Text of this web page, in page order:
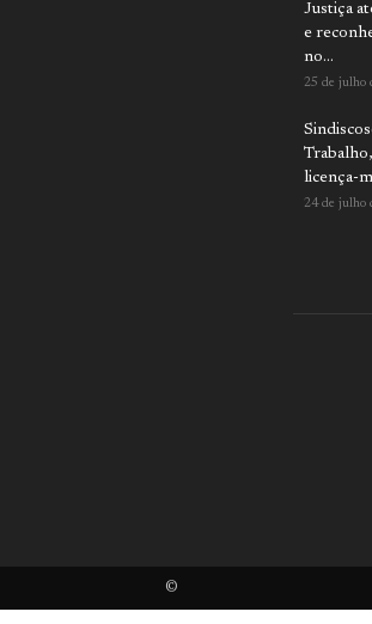
Justiça
e
no...
25 de julho
licença-
24 de julho
©